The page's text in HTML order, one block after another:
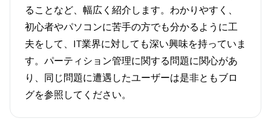
ることなど、幅広く紹介します。わかりやすく、
初心者やパソコンに苦手の方でも分かるように工
夫をして、IT業界に対しても深い興味を持っていま
す。パーティション管理に関する問題に関心があ
り、同じ問題に遭遇したユーザーは是非ともブロ
グを参照してください。